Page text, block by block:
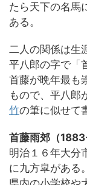
たら天下の名馬
ある。
二人の関係は生
平八郎の字で「
首藤が晩年最も
もので、平八郎
竹の筆に似せて
首藤雨郊（
明治１６年大分
に九方皐がある